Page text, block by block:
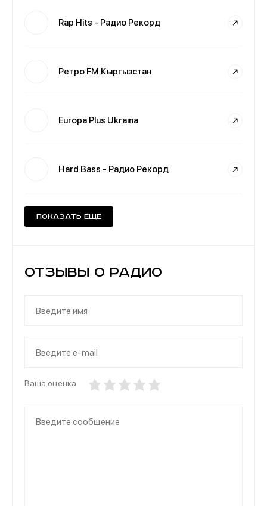
Rap Hits - Радио Рекорд
Ретро FM Кыргызстан
Europa Plus Ukraina
Hard Bass - Радио Рекорд
Показать еще
Отзывы о Радио
Ваша оценка